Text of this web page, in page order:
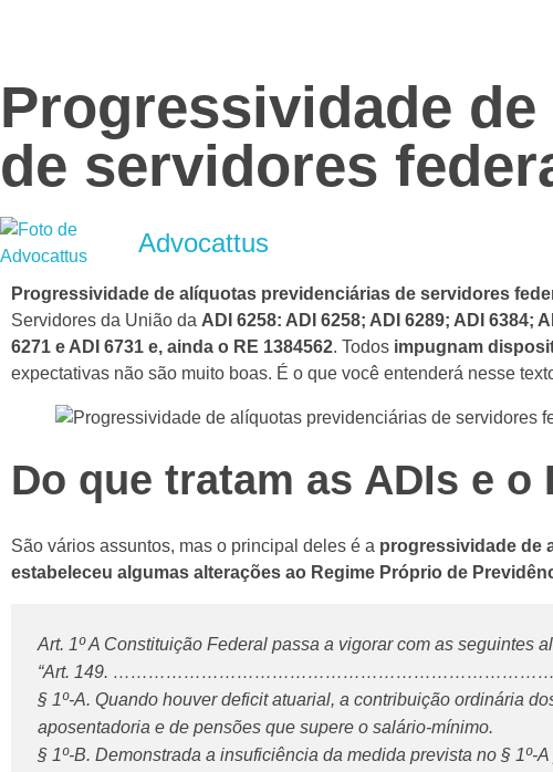
Progressividade
de servidores
Advocattus
Progressividade de alíquotas previdenciárias de servidores
Servidores da União da ADI 6258: ADI 6258; ADI 6289; ADI 6384;
6271 e ADI 6731 e, ainda o RE 1384562. Todos impugnam
expectativas não são muito boas. É o que você entenderá nesse
Do que tratam as ADIs e
São vários assuntos, mas o principal deles é a progressividade de
estabeleceu algumas alterações ao Regime Próprio de
Art. 1º A Constituição Federal passa a vigorar com as seguintes
“Art. 149.
§ 1º-A. Quando houver deficit atuarial, a contribuição ordinária
aposentadoria e de pensões que supere o salário-mínimo.
§ 1º-B. Demonstrada a insuficiência da medida prevista no §